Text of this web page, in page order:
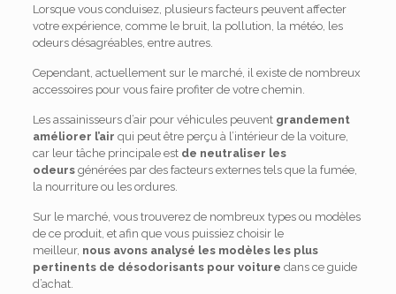
Lorsque vous conduisez, plusieurs facteurs peuvent affecter
votre expérience, comme le bruit, la pollution, la météo, les
odeurs désagréables, entre autres.
Cependant, actuellement sur le marché, il existe de nombreux
accessoires pour vous faire profiter de votre chemin.
Les assainisseurs d’air pour véhicules peuvent grandement
améliorer l’air qui peut être perçu à l’intérieur de la voiture,
car leur tâche principale est de neutraliser les
odeursgénérées par des facteurs externes tels que la fumée,
la nourriture ou les ordures.
Sur le marché, vous trouverez de nombreux types ou modèles
de ce produit, et afin que vous puissiez choisir le
meilleur, nous avons analysé les modèles les plus
pertinents de désodorisants pour voiture dans ce guide
d’achat.